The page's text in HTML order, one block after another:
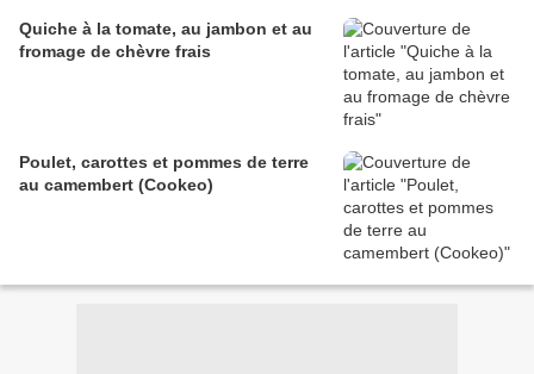
Quiche à la tomate, au jambon et au
fromage de chèvre frais
Poulet, carottes et pommes de terre
au camembert (Cookeo)